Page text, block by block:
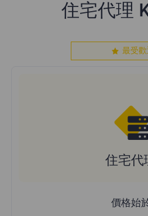
住宅代理
最受歡
住宅代
價格始